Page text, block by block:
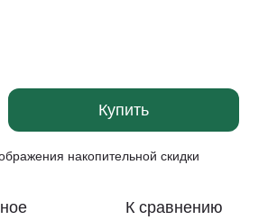
Купить
накопительной скидки
К сравнению